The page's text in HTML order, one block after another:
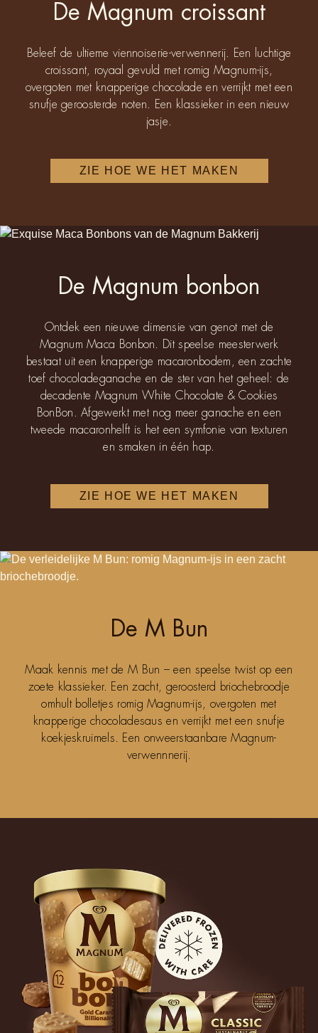
De Magnum croissant
Beleef de ultieme viennoiserie-verwennerij. Een luchtige
croissant, royaal gevuld met romig Magnum-ijs,
overgoten met knapperige chocolade en verrijkt met een
snufje geroosterde noten. Een klassieker in een nieuw
jasje.
ZIE HOE WE HET MAKEN
De Magnum bonbon
Ontdek een nieuwe dimensie van genot met de
Magnum Maca Bonbon. Dit speelse meesterwerk
bestaat uit een knapperige macaronbodem, een zachte
toef chocoladeganache en de ster van het geheel: de
decadente Magnum White Chocolate & Cookies
BonBon. Afgewerkt met nog meer ganache en een
tweede macaronhelft is het een symfonie van texturen
en smaken in één hap.
ZIE HOE WE HET MAKEN
De M Bun
Maak kennis met de M Bun – een speelse twist op een
zoete klassieker. Een zacht, geroosterd briochebroodje
omhult bolletjes romig Magnum-ijs, overgoten met
knapperige chocoladesaus en verrijkt met een snufje
koekjeskruimels. Een onweerstaanbare Magnum-
verwennnerij.